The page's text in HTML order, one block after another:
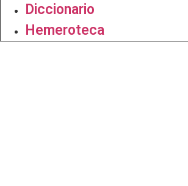
Diccionario
Hemeroteca